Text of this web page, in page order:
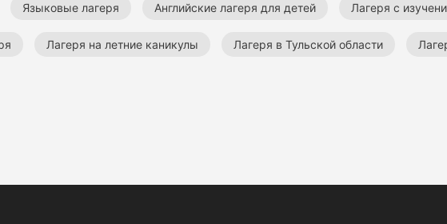
Языковые лагеря Английские лагеря для детей Лагеря с
Лагеря на летние каникулы Лагеря в Тульской области